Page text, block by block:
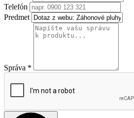
Telefón
Predmet
Správa *